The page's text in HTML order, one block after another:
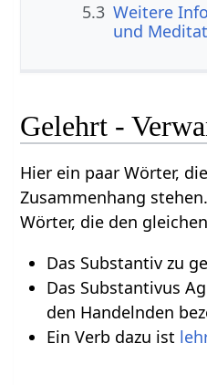
5.3 Weitere
und
Gelehrt -
Hier ein paar Wörter,
Zusammenhang
Wörter, die den
Das Substantiv zu
Das Substantivus
den Handelnden
Ein Verb dazu ist